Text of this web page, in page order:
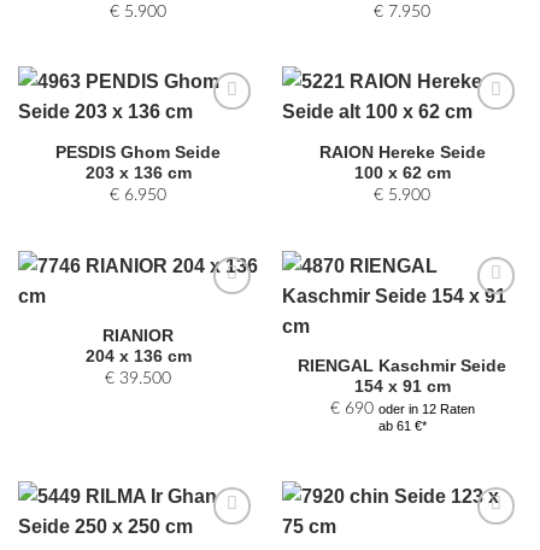
€ 5.900 € 7.950
Auswahl
hinzufügen
PESDIS Ghom Seide
203 x 136 cm
€ 6.950
Auswahl
hinzufügen
RAION Hereke Seide
100 x 62 cm
€ 5.900
hinzufügen
RIANIOR
204 x 136 cm
€ 39.500
RIENGAL Kaschmir Seide
154 x 91 cm
€690 oder in 12 Raten
ab 61 €*